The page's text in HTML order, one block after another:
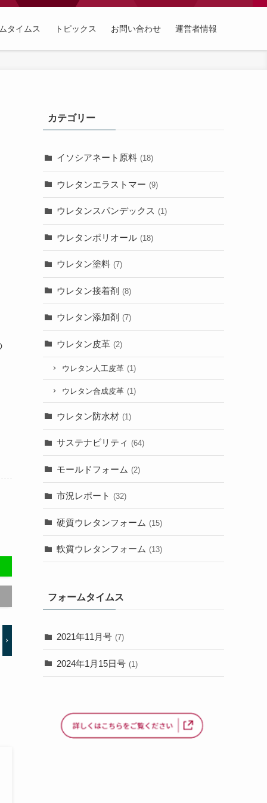
タイムス トピックス お問い合わせ 運営者情報
カテゴリー
イソシアネート原料 (18)
ウレタンエラストマー (9)
ウレタンスパンデックス (1)
ウレタンポリオール (18)
ウレタン塗料 (7)
ウレタン接着剤 (8)
ウレタン添加剤 (7)
ウレタン皮革 (2)
ウレタン人工皮革 (1)
ウレタン合成皮革 (1)
ウレタン防水材 (1)
サステナビリティ (64)
モールドフォーム (2)
市況レポート (32)
硬質ウレタンフォーム (15)
軟質ウレタンフォーム (13)
フォームタイムス
2021年11月号 (7)
2024年1月15日号 (1)